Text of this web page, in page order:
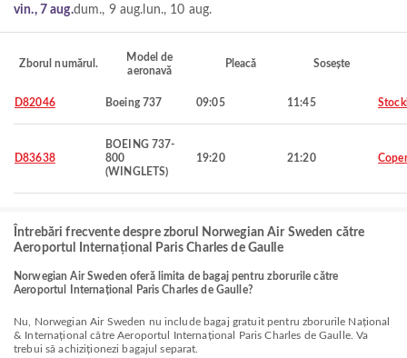
vin., 7 aug.dum., 9 aug. lun., 10 aug.
Zborul numărul.
Model de
aeronavă
Pleacă Sosește
D82046 Boeing 737 09:05 11:45
D83638
BOEING 737-
800
(WINGLETS)
19:20 21:20
Întrebări frecvente despre zborul Norwegian Air Sweden către
Aeroportul Internațional Paris Charles de Gaulle
Norwegian Air Sweden oferă limita de bagaj pentru zborurile către
Aeroportul Internațional Paris Charles de Gaulle?
Nu, Norwegian Air Sweden nu include bagaj gratuit pentru zborurile Național
& Internațional către Aeroportul Internațional Paris Charles de Gaulle. Va
trebui să achiziționezi bagajul separat.